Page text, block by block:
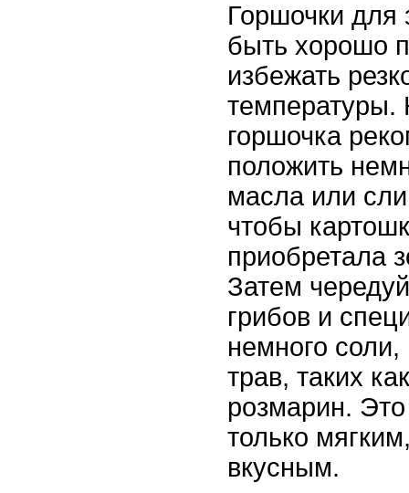
Горшочки для
быть хорошо
избежать
температуры.
горшочка
положить
масла или
чтобы
приобретала
Затем
грибов и
немного
трав, таких
розмарин.
только
вкусным.